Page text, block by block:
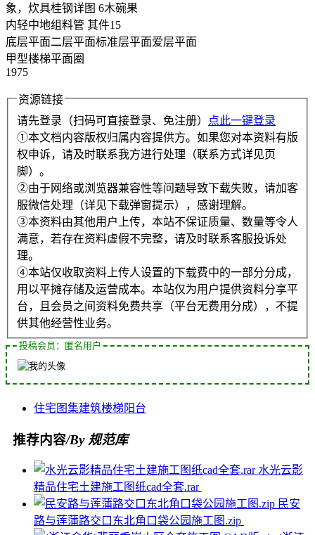
象，炊具桂钢详图 6木碗果
内轻中地组料管 其件15
底层平面二层平面标准层平面爱层平面
甲型楼梯平面圈
1975
资源链接
请先登录（扫码可直接登录、免注册）
点此一键登录
①本文档内容版权归属内容提供方。如果您对本资料有版
权申诉，请及时联系我方进行处理（联系方式详见页
脚）。
②由于网络或浏览器兼容性等问题导致下载失败，请加客
服微信处理（详见下载弹窗提示），感谢理解。
③本资料由其他用户上传，本站不保证质量、数量等令人
满意，若存在资料虚假不完整，请及时联系客服投诉处
理。
④本站仅收取资料上传人设置的下载费中的一部分分成，
用以平摊存储及运营成本。本站仅为用户提供资料分享平
台，且会员之间资料免费共享（平台无费用分成），不提
供其他经营性业务。
投稿会员：匿名用户
住宅 图集建筑楼梯阳台
推荐内容/By 规范库
水光云影
精品住宅土建施工图纸cad全套.rar
民安
路与莲蒲路交口东北角口袋公园施工图.zip